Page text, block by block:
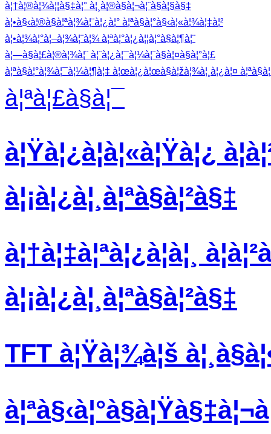
à¦†à¦®à¦¾à¦¦à§‡à¦° à¦¸à¦®à§à¦¬à¦¨à§à¦§à§‡
à¦•à§‹à¦®à§à¦ªà¦¾à¦¨à¦¿à¦° à¦ªà§à¦°à§‹à¦«à¦¾à¦‡à¦²
à¦•à¦¾à¦°à¦–à¦¾à¦¨à¦¾ à¦ªà¦°à¦¿à¦¦à¦°à§à¦¶à¦¨
à¦—à§à¦£à¦®à¦¾à¦¨ à¦¨à¦¿à¦¯à¦¼à¦¨à§à¦¤à§à¦°à¦£
à¦ªà§à¦°à¦¾à¦¯à¦¼à¦¶à¦‡ à¦œà¦¿à¦œà§à¦žà¦¾à¦¸à¦¿à¦¤
à¦ªà¦£à§à¦¯
à¦Ÿà¦¿à¦à¦«à¦Ÿà¦¿
à¦¡à¦¿à¦¸à¦ªà§à¦²à§‡
à¦†à¦‡à¦ªà¦¿à¦à¦¸
à¦¡à¦¿à¦¸à¦ªà§à¦²à§‡
TFT à¦Ÿà¦¾à¦š